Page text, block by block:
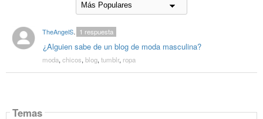
TheAngelSoldier
¿Alguien sabe de un blog de moda masculina?
1 respuesta
moda, chicos, blog, tumblr, ropa
Temas